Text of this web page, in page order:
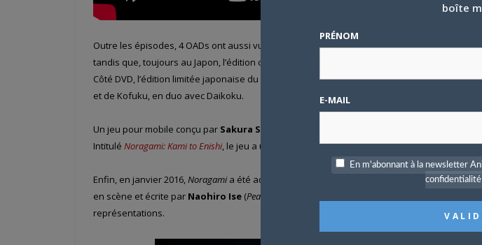
Outre les épisodes, 4 OADs ont aussi vu le jour dans des éditions limitées japonaises des
tandis que, toujours au Japon, l’édition collector du volume 9 accueillait un CD
Côté DVD, l’édition limitée japonaise du volume 5 contenait les character song de
et de Kofuku, en duo avec Daikoku.
Un jeu pour mobile conçu par Sakura Soft
Intitulé Noragami: Kami to Enishi, le jeu a un simple basé sur le jeu de carte RPG.
Enfin, en janvier 2016,Noragamia été adapté en pièce de théâtre. Réalisée parTomohiro
en scène et écrite par Naohiro Ise (Peace Maker
représentations.
boîte
PRÉNOM
E-MAIL
En m'abonnant à la newsletter